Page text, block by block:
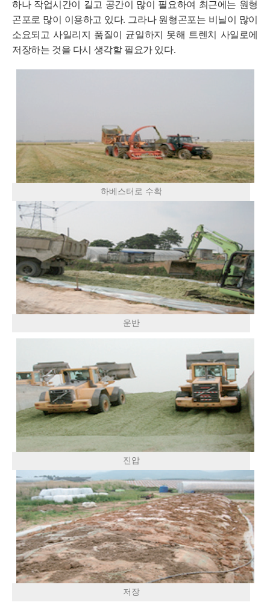
하나 작업시간이 길고 공간이 많이 필요하여 최근에는 원형
곤포로 많이 이용하고 있다. 그라나 원형곤포는 비닐이 많이
소요되고 사일리지 품질이 균일하지 못해 트렌치 사일로에
저장하는 것을 다시 생각할 필요가 있다.
하베스터로 수확
운반
진압
저장